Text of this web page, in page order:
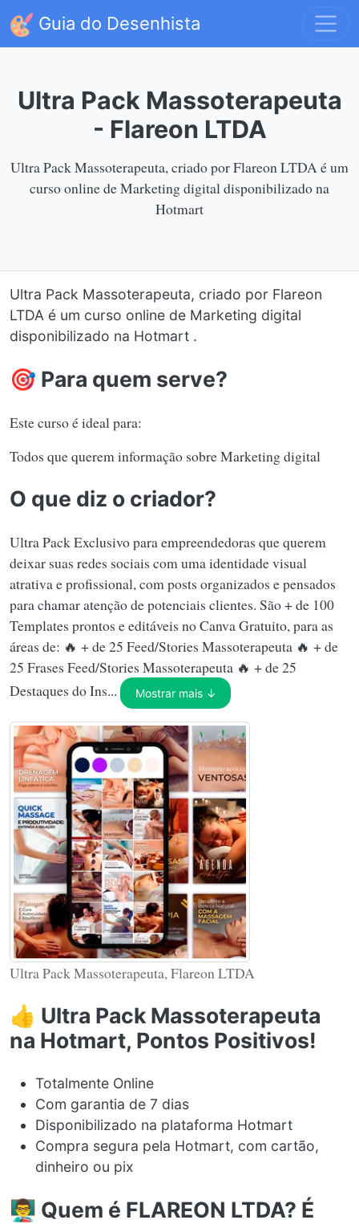
Guia do Desenhista
Ultra Pack Massoterapeuta
- Flareon LTDA
Ultra Pack Massoterapeuta, criado por Flareon LTDA é um
curso online de Marketing digital disponibilizado na
Hotmart
Ultra Pack Massoterapeuta, criado por Flareon
LTDA é um curso online de Marketing digital
disponibilizado na Hotmart .
🎯 Para quem serve?
Este curso é ideal para:
Todos que querem informação sobre Marketing digital
O que diz o criador?
Ultra Pack Exclusivo para empreendedoras que querem
deixar suas redes sociais com uma identidade visual
atrativa e profissional, com posts organizados e pensados
para chamar atenção de potenciais clientes. São + de 100
Templates prontos e editáveis no Canva Gratuito, para as
áreas de: 🔥 + de 25 Feed/Stories Massoterapeuta 🔥 + de
25 Frases Feed/Stories Massoterapeuta 🔥 + de 25
Destaques do Ins...
Mostrar mais ↓
Ultra Pack Massoterapeuta, Flareon LTDA
👍 Ultra Pack Massoterapeuta
na Hotmart, Pontos Positivos!
Totalmente Online
Com garantia de 7 dias
Disponibilizado na plataforma Hotmart
Compra segura pela Hotmart, com cartão,
dinheiro ou pix
👨‍🏫 Quem é FLAREON LTDA? É